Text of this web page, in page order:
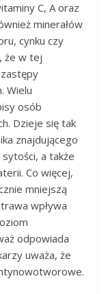
C, A oraz
minerałów
cynku czy
że w tej
Wielu
osób
Dzieje się tak
znajdującego
a także
Co więcej,
mniejszą
wpływa
odpowiada
uważa, że